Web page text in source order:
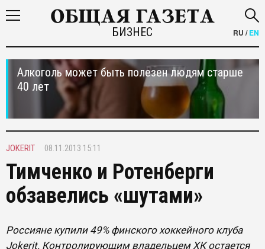
БИЗНЕС RU /EN
Алкоголь может быть полезен людям старше
40 лет
JOKERIT 08.11.2013 15:11
Тимченко и Ротенберги
обзавелись «шутами»
Россияне купили 49% финского хоккейного клуба
Jokerit. Контролирующим владельцем ХК остается